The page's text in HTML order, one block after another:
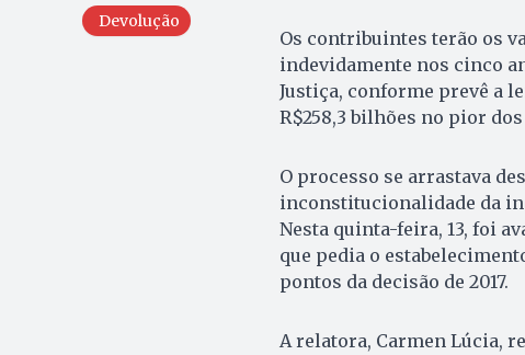
Devolução
Os contribuintes terão os
indevidamente nos cinco
Justiça, conforme prevê a
R$258,3 bilhões no pior
O processo se arrastava
inconstitucionalidade da
Nesta quinta-feira, 13, foi
que pedia o
pontos da decisão de 2017.
A relatora, Carmen Lúcia,